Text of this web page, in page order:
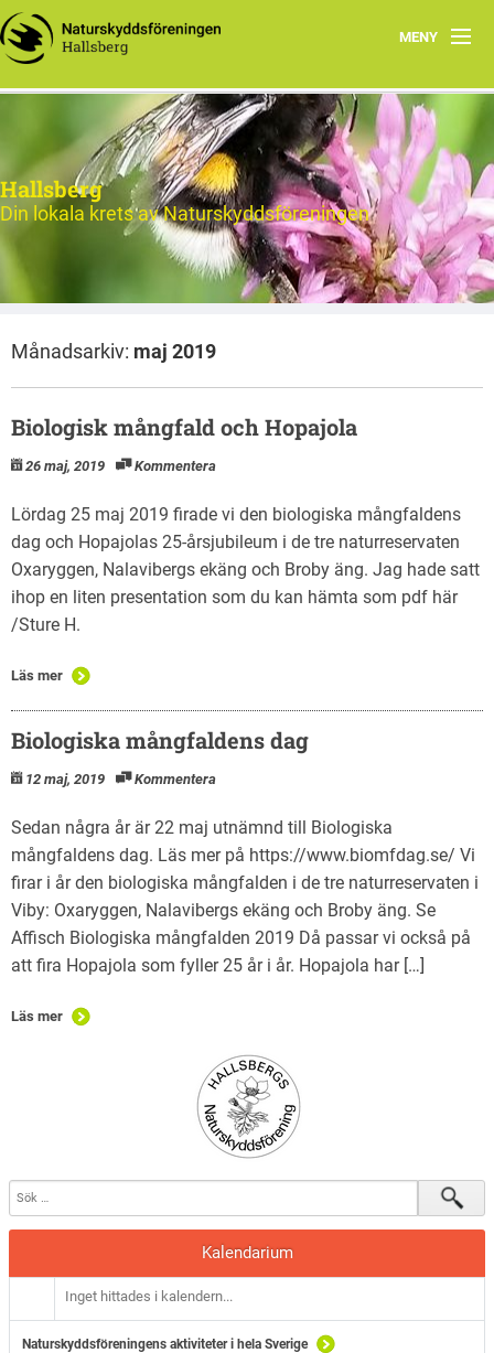
MENY
Hem
Nytt och Aktuellt
Verksamheten
Aktiviteter 2026
Natur
Hallsberg
Din lokala krets av Naturskyddsföreningen
Månadsarkiv: maj 2019
Biologisk mångfald och Hopajola
26 maj, 2019 Kommentera
Lördag 25 maj 2019 firade vi den biologiska mångfaldens
dag och Hopajolas 25-årsjubileum i de tre naturreservaten
Oxaryggen, Nalavibergs ekäng och Broby äng. Jag hade satt
ihop en liten presentation som du kan hämta som pdf här
/Sture H.
Läs mer
Biologiska mångfaldens dag
12 maj, 2019 Kommentera
Sedan några år är 22 maj utnämnd till Biologiska
mångfaldens dag. Läs mer på https://www.biomfdag.se/ Vi
firar i år den biologiska mångfalden i de tre naturreservaten i
Viby: Oxaryggen, Nalavibergs ekäng och Broby äng. Se
Affisch Biologiska mångfalden 2019 Då passar vi också på
att fira Hopajola som fyller 25 år i år. Hopajola har […]
Läs mer
Kalendarium
Inget hittades i kalendern...
Naturskyddsföreningens aktiviteter i hela Sverige